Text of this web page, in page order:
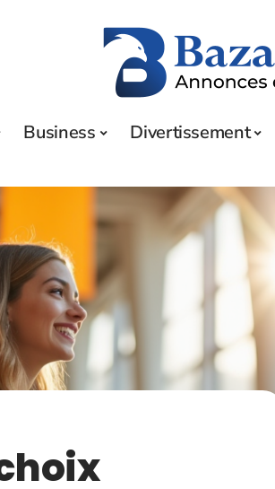
Business Divertissement